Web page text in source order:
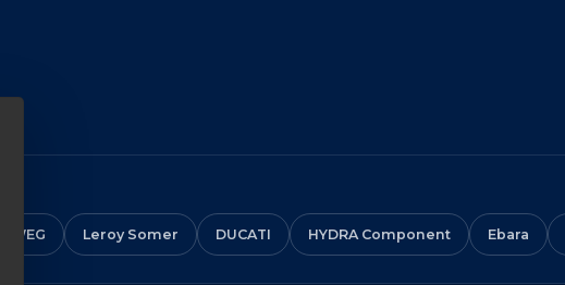
WEG Leroy Somer DUCATI HYDRA Component Ebara